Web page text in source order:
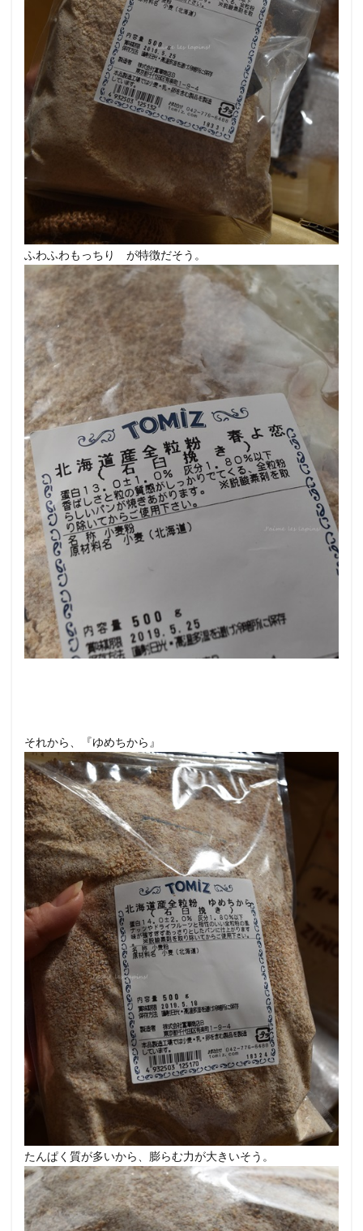
ふわふわもっちり が特徴だそう。
それから、『ゆめちから』
たんぱく質が多いから、膨らむ力が大きいそう。